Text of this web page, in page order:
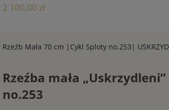
2 100,00 zł
Rzeźb Mała 70 cm |Cykl Sploty no.253|
Rzeźba mała
no.253